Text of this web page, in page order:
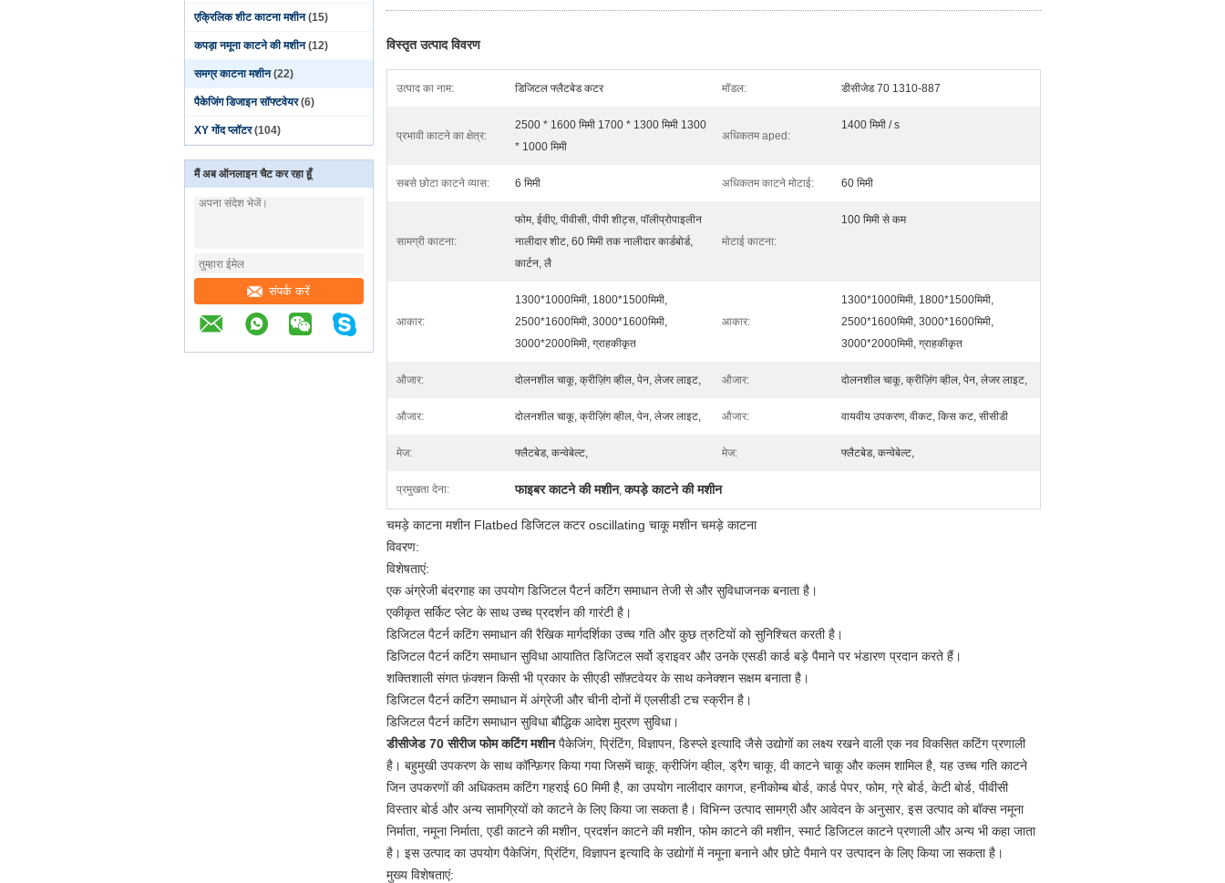
एक्रिलिक शीट काटना मशीन (15)
कपड़ा नमूना काटने की मशीन (12)
समग्र काटना मशीन (22)
पैकेजिंग डिजाइन सॉफ्टवेयर (6)
XY गोंद प्लॉटर (104)
मैं अब ऑनलाइन चैट कर रहा हूँ
संपर्क करें
विस्तृत उत्पाद विवरण
उत्पाद का नाम: डिजिटल फ्लैटबेड कटर मॉडल: डीसीजेड 70 1310-887
प्रभावी काटने का क्षेत्र:
2500 * 1600 मिमी 1700 * 1300 मिमी 1300
* 1000 मिमी
अधिकतम aped:
1400 मिमी / s
सबसे छोटा काटने व्यास: 6 मिमी अधिकतम काटने मोटाई: 60 मिमी
सामग्री काटना:
फोम, ईवीए, पीवीसी, पीपी शीट्स, पॉलीप्रोपाइलीन
नालीदार शीट, 60 मिमी तक नालीदार कार्डबोर्ड,
कार्टन, लै
मोटाई काटना:
100 मिमी से कम
आकार:
1300*1000मिमी, 1800*1500मिमी,
2500*1600मिमी, 3000*1600मिमी,
3000*2000मिमी, ग्राहकीकृत
आकार:
1300*1000मिमी, 1800*1500मिमी,
2500*1600मिमी, 3000*1600मिमी,
3000*2000मिमी, ग्राहकीकृत
औजार: दोलनशील चाकू, क्रीज़िंग व्हील, पेन, लेजर लाइट, औजार: दोलनशील चाकू, क्रीज़िंग व्हील, पेन, लेजर लाइट,
औजार: दोलनशील चाकू, क्रीज़िंग व्हील, पेन, लेजर लाइट, औजार: वायवीय उपकरण, वीकट, किस कट, सीसीडी
मेज: फ्लैटबेड, कन्वेबेल्ट, मेज: फ्लैटबेड, कन्वेबेल्ट,
प्रमुखता देना: फाइबर काटने की मशीन,कपड़े काटने की मशीन
चमड़े काटना मशीन Flatbed डिजिटल कटर oscillating चाकू मशीन चमड़े काटना
विवरण:
विशेषताएं:
एक अंग्रेजी बंदरगाह का उपयोग डिजिटल पैटर्न कटिंग समाधान तेजी से और सुविधाजनक बनाता है।
एकीकृत सर्किट प्लेट के साथ उच्च प्रदर्शन की गारंटी है।
डिजिटल पैटर्न कटिंग समाधान की रैखिक मार्गदर्शिका उच्च गति और कुछ त्रुटियों को सुनिश्चित करती है।
डिजिटल पैटर्न कटिंग समाधान सुविधा आयातित डिजिटल सर्वो ड्राइवर और उनके एसडी कार्ड बड़े पैमाने पर भंडारण प्रदान करते हैं।
शक्तिशाली संगत फ़ंक्शन किसी भी प्रकार के सीएडी सॉफ़्टवेयर के साथ कनेक्शन सक्षम बनाता है।
डिजिटल पैटर्न कटिंग समाधान में अंग्रेजी और चीनी दोनों में एलसीडी टच स्क्रीन है।
डिजिटल पैटर्न कटिंग समाधान सुविधा बौद्धिक आदेश मुद्रण सुविधा।
डीसीजेड 70 सीरीज फोम कटिंग मशीनपैकेजिंग, प्रिंटिंग, विज्ञापन, डिस्प्ले इत्यादि जैसे उद्योगों का लक्ष्य रखने वाली एक नव विकसित कटिंग प्रणाली
है। बहुमुखी उपकरण के साथ कॉन्फ़िगर किया गया जिसमें चाकू, क्रीजिंग व्हील, ड्रैग चाकू, वी काटने चाकू और कलम शामिल है, यह उच्च गति काटने
जिन उपकरणों की अधिकतम कटिंग गहराई 60 मिमी है, का उपयोग नालीदार कागज, हनीकोम्ब बोर्ड, कार्ड पेपर, फोम, ग्रे बोर्ड, केटी बोर्ड, पीवीसी
विस्तार बोर्ड और अन्य सामग्रियों को काटने के लिए किया जा सकता है। विभिन्न उत्पाद सामग्री और आवेदन के अनुसार, इस उत्पाद को बॉक्स नमूना
निर्माता, नमूना निर्माता, एडी काटने की मशीन, प्रदर्शन काटने की मशीन, फोम काटने की मशीन, स्मार्ट डिजिटल काटने प्रणाली और अन्य भी कहा जाता
है। इस उत्पाद का उपयोग पैकेजिंग, प्रिंटिंग, विज्ञापन इत्यादि के उद्योगों में नमूना बनाने और छोटे पैमाने पर उत्पादन के लिए किया जा सकता है।
मुख्य विशेषताएं: